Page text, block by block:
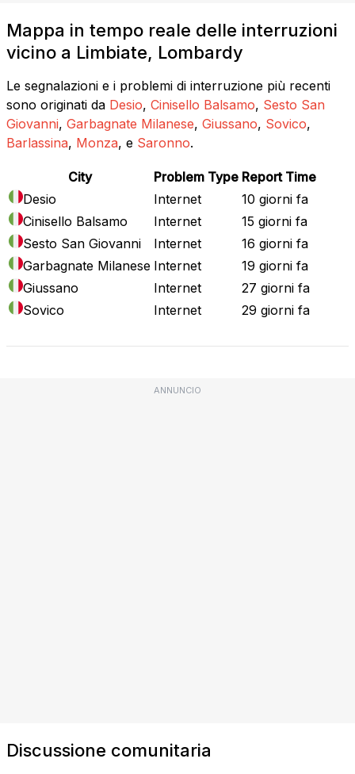
Mappa in tempo reale delle interruzioni
vicino a Limbiate, Lombardy
Le segnalazioni e i problemi di interruzione più recenti
sono originati da Desio, Cinisello Balsamo, Sesto San
Giovanni, Garbagnate Milanese, Giussano, Sovico,
Barlassina, Monza, e Saronno.
City Problem Type Report Time
Desio
Internet
10 giorni fa
Cinisello Balsamo
Internet
15 giorni fa
Sesto San Giovanni
Internet
16 giorni fa
Garbagnate Milanese Internet
19 giorni fa
Giussano
Internet
27 giorni fa
Sovico
Internet 29 giorni fa
ANNUNCIO
Discussione comunitaria